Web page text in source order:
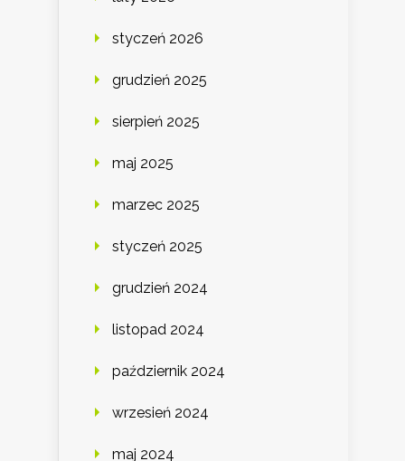
styczeń 2026
grudzień 2025
sierpień 2025
maj 2025
marzec 2025
styczeń 2025
grudzień 2024
listopad 2024
październik 2024
wrzesień 2024
maj 2024